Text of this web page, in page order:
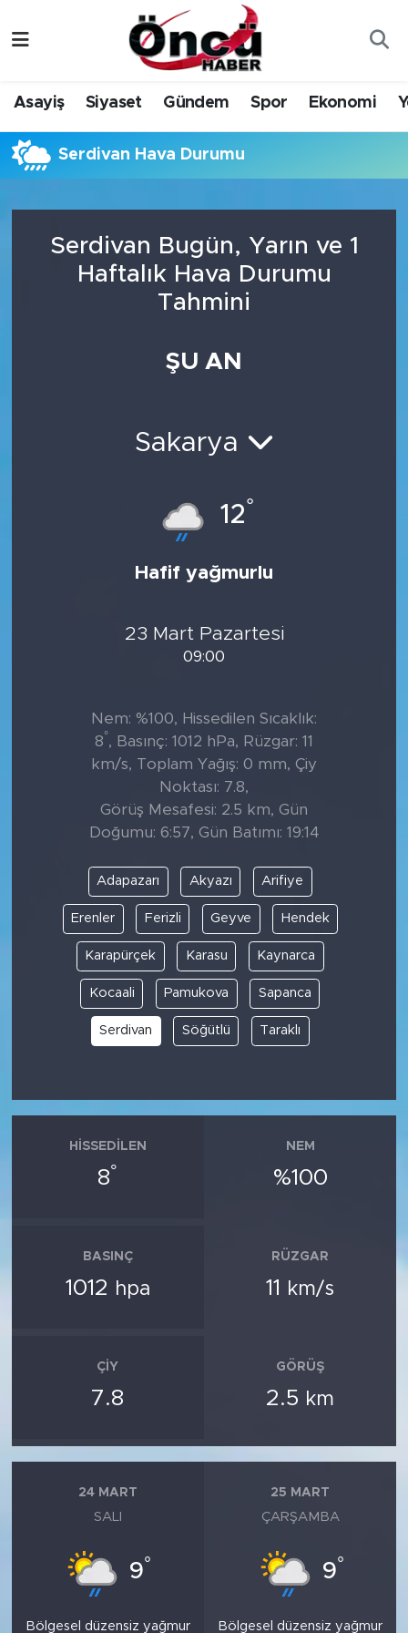
Asayiş Siyaset Gündem Spor Ekonomi
Serdivan Hava Durumu
Serdivan Bugün, Yarın ve 1
Haftalık Hava Durumu
Tahmini
ŞU AN
Sakarya
12°
Hafif yağmurlu
23 Mart Pazartesi
09:00
Nem: %100, Hissedilen Sıcaklık:
8°, Basınç: 1012 hPa, Rüzgar: 11
km/s, Toplam Yağış: 0 mm, Çiy
Noktası: 7.8,
Görüş Mesafesi: 2.5 km, Gün
Doğumu: 6:57, Gün Batımı: 19:14
Adapazarı Akyazı Arifiye
Erenler Ferizli Geyve Hendek
Karapürçek Karasu Kaynarca
Kocaali Pamukova Sapanca
Serdivan Söğütlü Taraklı
HISSEDILEN
8°
NEM
%100
BASINÇ
1012 hpa
RÜZGAR
11 km/s
ÇIY
7.8
GÖRÜŞ
2.5 km
24 MART
SALI
9°
Bölgesel düzensiz yağmur
25 MART
ÇARŞAMBA
9°
Bölgesel düzensiz yağmur
Gündem
Sağlık & Çevre
Spor
Siyaset
Düzce Nöbetçi Eczaneler
Düzce Hava Durumu
Düzce Namaz Vakitleri
Düzce Trafik Yoğunluk Haritası
Süper Lig Puan Durumu ve Fikstür
Tüm Manşetler